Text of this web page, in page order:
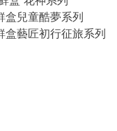
盒兒童酷夢系列
盒藝匠初行征旅系列